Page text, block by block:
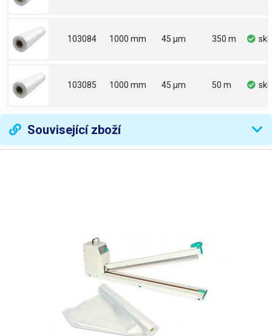
103084 1000 mm 45 µm 350 m
103085 1000 mm 45 µm 50 m
Související zboží